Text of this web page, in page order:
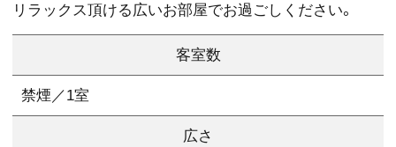
リラックス頂ける広いお部屋でお過ごしください。
客室数
禁煙／1室
広さ